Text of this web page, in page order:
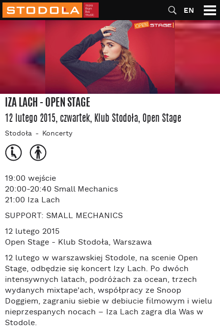
EN
IZA LACH - OPEN STAGE
12 lutego 2015, czwartek, Klub Stodoła, Open Stage
Stodoła Koncerty
19:00 wejście
20:00-20:40 Small Mechanics
21:00 Iza Lach
SUPPORT: SMALL MECHANICS
12 lutego 2015
Open Stage - Klub Stodoła, Warszawa
12 lutego w warszawskiej Stodole, na scenie Open
Stage, odbędzie się koncert Izy Lach. Po dwóch
intensywnych latach, podróżach za ocean, trzech
wydanych mixtape'ach, współpracy ze Snoop
Doggiem, zagraniu siebie w debiucie filmowym i wielu
nieprzespanych nocach – Iza Lach zagra dla Was w
Stodole.